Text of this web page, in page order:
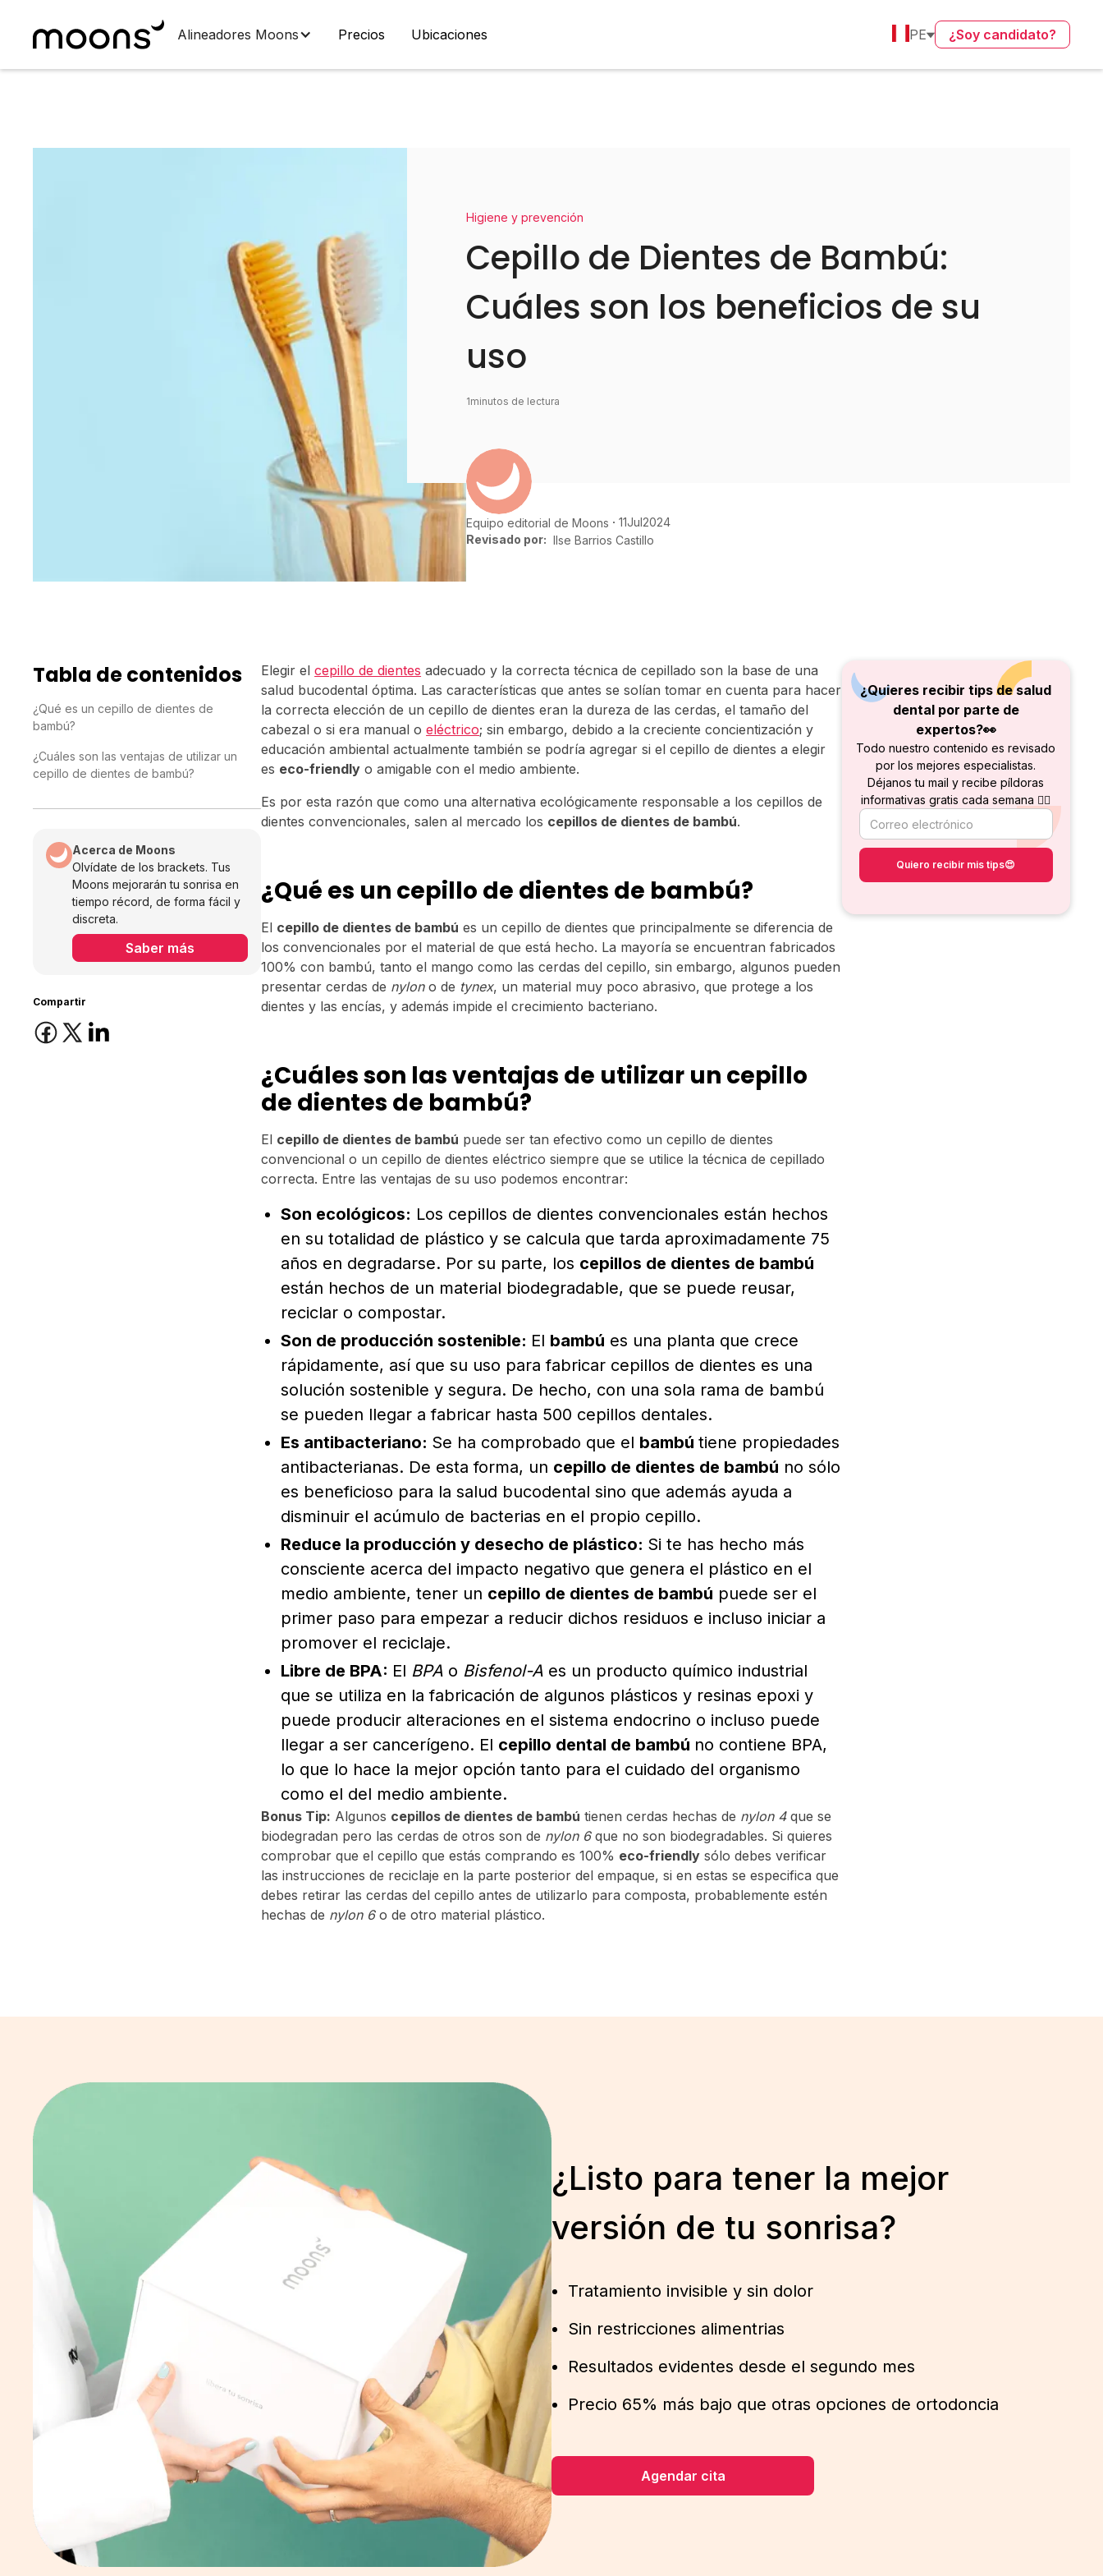
Alineadores Moons Precios Ubicaciones PE ¿Soy candidato?
Higiene y prevención
Cepillo de Dientes de Bambú:
Cuáles son los beneficios de su
uso
1minutos de lectura
Equipo editorial de Moons 11Jul2024
Revisado por: Ilse Barrios Castillo
Tabla de contenidos
¿Qué es un cepillo de dientes de
bambú?
¿Cuáles son las ventajas de utilizar un
cepillo de dientes de bambú?
Acerca de Moons
Olvídate de los brackets. Tus
Moons mejorarán tu sonrisa en
tiempo récord, de forma fácil y
discreta.
Saber más
Compartir
Elegir elcepillo de dientes adecuado y la correcta técnica de cepillado son la base de una
salud bucodental óptima. Las características que antes se solían tomar en cuenta para hacer
la correcta elección de un cepillo de dientes eran la dureza de las cerdas, el tamaño del
cabezal o si era manual oeléctrico; sin embargo, debido a la creciente concientización y
educación ambiental actualmente también se podría agregar si el cepillo de dientes a elegir
es eco-friendly o amigable con el medio ambiente.
Es por esta razón que como una alternativa ecológicamente responsable a los cepillos de
dientes convencionales, salen al mercado los cepillos de dientes de bambú.
¿Qué es un cepillo de dientes de bambú?
El cepillo de dientes de bambú es un cepillo de dientes que principalmente se diferencia de
los convencionales por el material de que está hecho. La mayoría se encuentran fabricados
100% con bambú, tanto el mango como las cerdas del cepillo, sin embargo, algunos pueden
presentar cerdas de nylono de tynex, un material muy poco abrasivo, que protege a los
dientes y las encías, y además impide el crecimiento bacteriano.
¿Cuáles son las ventajas de utilizar un cepillo
de dientes de bambú?
El cepillo de dientes de bambú puede ser tan efectivo como un cepillo de dientes
convencional o un cepillo de dientes eléctrico siempre que se utilice la técnica de cepillado
correcta. Entre las ventajas de su uso podemos encontrar:
Son ecológicos: Los cepillos de dientes convencionales están hechos
en su totalidad de plástico y se calcula que tarda aproximadamente 75
años en degradarse. Por su parte, los cepillos de dientes de bambú
están hechos de un material biodegradable, que se puede reusar,
reciclar o compostar.
Son de producción sostenible: El bambú es una planta que crece
rápidamente, así que su uso para fabricar cepillos de dientes es una
solución sostenible y segura. De hecho, con una sola rama de bambú
se pueden llegar a fabricar hasta 500 cepillos dentales.
Es antibacteriano: Se ha comprobado que el bambútiene propiedades
antibacterianas. De esta forma, un cepillo de dientes de bambú no sólo
es beneficioso para la salud bucodental sino que además ayuda a
disminuir el acúmulo de bacterias en el propio cepillo.
Reduce la producción y desecho de plástico: Si te has hecho más
consciente acerca del impacto negativo que genera el plástico en el
medio ambiente, tener un cepillo de dientes de bambú puede ser el
primer paso para empezar a reducir dichos residuos e incluso iniciar a
promover el reciclaje.
Libre de BPA: El BPA o Bisfenol-A es un producto químico industrial
que se utiliza en la fabricación de algunos plásticos y resinas epoxi y
puede producir alteraciones en el sistema endocrino o incluso puede
llegar a ser cancerígeno. El cepillo dental de bambú no contiene BPA,
lo que lo hace la mejor opción tanto para el cuidado del organismo
como el del medio ambiente.
Bonus Tip: Algunos cepillos de dientes de bambú tienen cerdas hechas de nylon 4que se
biodegradan pero las cerdas de otros son de nylon 6que no son biodegradables. Si quieres
comprobar que el cepillo que estás comprando es 100% eco-friendly sólo debes verificar
las instrucciones de reciclaje en la parte posterior del empaque, si en estas se especifica que
debes retirar las cerdas del cepillo antes de utilizarlo para composta, probablemente estén
hechas de nylon 6o de otro material plástico.
¿Quieres recibir tips de salud
dental por parte de
expertos?👀
Todo nuestro contenido es revisado
por los mejores especialistas.
Déjanos tu mail y recibe píldoras
informativas gratis cada semana 👇🏻
¿Listo para tener la mejor
versión de tu sonrisa?
Tratamiento invisible y sin dolor
Sin restricciones alimentrias
Resultados evidentes desde el segundo mes
Precio 65% más bajo que otras opciones de ortodoncia
Agendar cita